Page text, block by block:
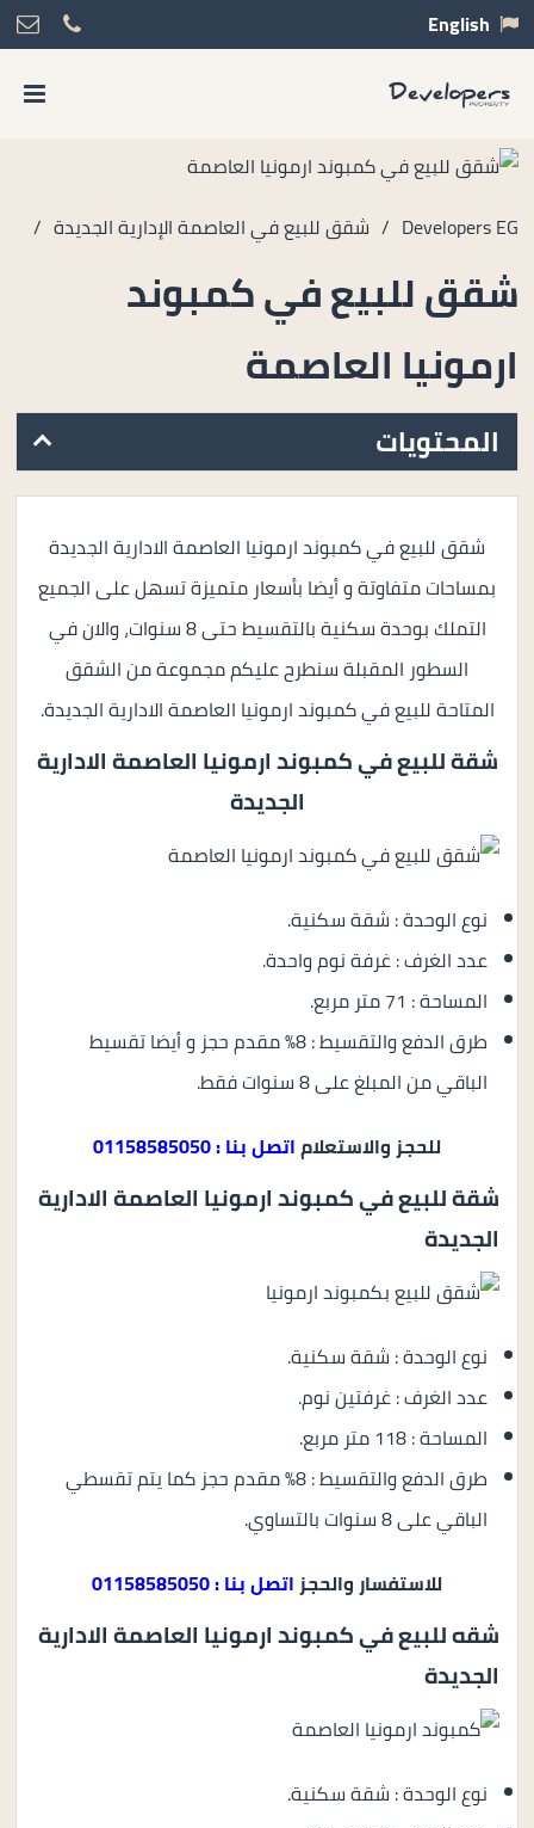
English
Developers EG
/ شقق للبيع في العاصمة الإدارية الجديدة /
شقق للبيع في كمبوند
ارمونيا العاصمة
المحتويات
شقق للبيع في كمبوند ارمونيا العاصمة الادارية الجديدة
بمساحات متفاوتة و أيضا بأسعار متميزة تسهل على الجميع
التملك بوحدة سكنية بالتقسيط حتى 8 سنوات، والان في
السطور المقبلة سنطرح عليكم مجموعة من الشقق
المتاحة للبيع في كمبوند ارمونيا العاصمة الادارية الجديدة.
شقة للبيع فيكمبوند ارمونيا العاصمة الادارية
الجديدة
نوع الوحدة : شقة سكنية.
عدد الغرف : غرفة نوم واحدة.
المساحة : 71 متر مربع.
طرق الدفع والتقسيط : 8% مقدم حجز و أيضا تقسيط
الباقي من المبلغ على 8 سنوات فقط.
للحجز والاستعلاماتصل بنا : 01158585050
شقة للبيع في كمبوند ارمونيا العاصمة الادارية
الجديدة
نوع الوحدة : شقة سكنية.
عدد الغرف : غرفتين نوم.
المساحة : 118 متر مربع.
طرق الدفع والتقسيط : 8% مقدم حجز كما يتم تقسطي
الباقي على 8 سنوات بالتساوي.
للاستفسار والحجزاتصل بنا : 01158585050
شقه للبيع في كمبوند ارمونيا العاصمة الادارية
الجديدة
نوع الوحدة : شقة سكنية.